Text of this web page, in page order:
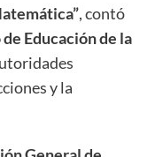
, contó
Educación de la
y la